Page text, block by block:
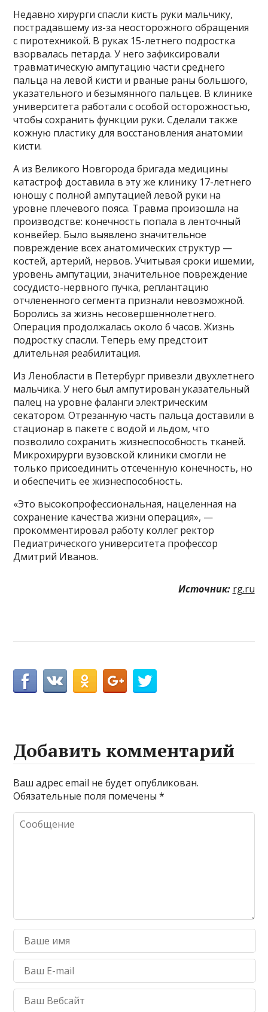
Недавно хирурги спасли кисть руки мальчику,
пострадавшему из-за неосторожного обращения
с пиротехникой. В руках 15-летнего подростка
взорвалась петарда. У него зафиксировали
травматическую ампутацию части среднего
пальца на левой кисти и рваные раны большого,
указательного и безымянного пальцев. В клинике
университета работали с особой осторожностью,
чтобы сохранить функции руки. Сделали также
кожную пластику для восстановления анатомии
кисти.
А из Великого Новгорода бригада медицины
катастроф доставила в эту же клинику 17-летнего
юношу с полной ампутацией левой руки на
уровне плечевого пояса. Травма произошла на
производстве: конечность попала в ленточный
конвейер. Было выявлено значительное
повреждение всех анатомических структур —
костей, артерий, нервов. Учитывая сроки ишемии,
уровень ампутации, значительное повреждение
сосудисто-нервного пучка, реплантацию
отчлененного сегмента признали невозможной.
Боролись за жизнь несовершеннолетнего.
Операция продолжалась около 6 часов. Жизнь
подростку спасли. Теперь ему предстоит
длительная реабилитация.
Из Ленобласти в Петербург привезли двухлетнего
мальчика. У него был ампутирован указательный
палец на уровне фаланги электрическим
секатором. Отрезанную часть пальца доставили в
стационар в пакете с водой и льдом, что
позволило сохранить жизнеспособность тканей.
Микрохирурги вузовской клиники смогли не
только присоединить отсеченную конечность, но
и обеспечить ее жизнеспособность.
«Это высокопрофессиональная, нацеленная на
сохранение качества жизни операция», —
прокомментировал работу коллег ректор
Педиатрического университета профессор
Дмитрий Иванов.
Источник: rg.ru
Добавить комментарий
Ваш адрес email не будет опубликован.
Обязательные поля помечены*